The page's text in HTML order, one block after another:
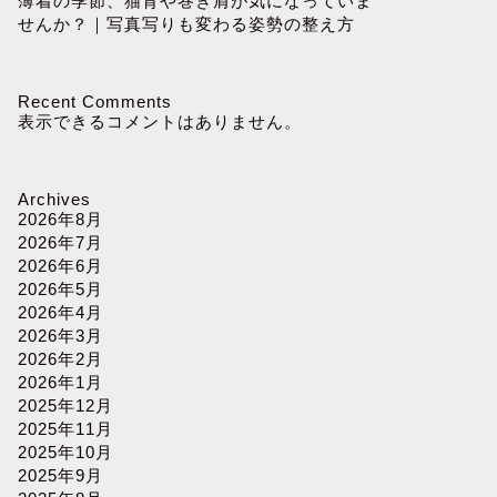
せんか？｜写真写りも変わる姿勢の整え方
Recent Comments
表示できるコメントはありません。
Archives
2026年8月
2026年7月
2026年6月
2026年5月
2026年4月
2026年3月
2026年2月
2026年1月
2025年12月
2025年11月
2025年10月
2025年9月